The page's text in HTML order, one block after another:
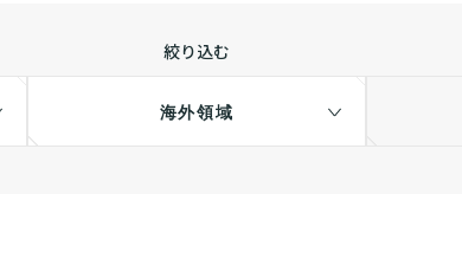
絞り込む
海外領域